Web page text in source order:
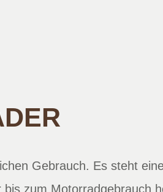
Gebrauch. Es steht
zum Motorradgebrauch